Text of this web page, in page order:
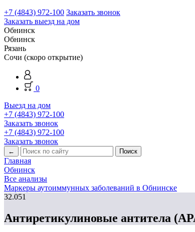
+7 (4843) 972-100 Заказать звонок
Заказать выезд на дом
Обнинск
Обнинск
Рязань
Сочи (скоро открытие)
0
Выезд на дом
+7 (4843) 972-100
Заказать звонок
+7 (4843) 972-100
Заказать звонок
←
Главная
Обнинск
Все анализы
Маркеры аутоиммунных заболеваний в Обнинске
32.051
Антиретикулиновые антитела